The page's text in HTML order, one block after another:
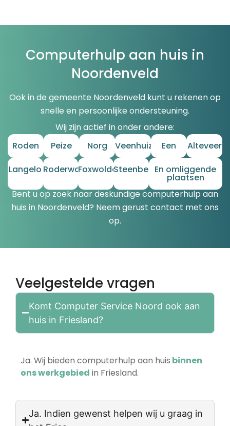
Computerhulp aan huis in
Noordenveld
Ook in de gemeente Noordenveld kunt u rekenen op
snelle en persoonlijke ondersteuning.
Wij zijn actief in onder andere:
Roden
Peize Norg VeenhuizenEen
Alteveer
Langelo RoderwoldeFoxwoldeSteenbergenEn omliggende
plaatsen
Bent u op zoek naar deskundige computerhulp aan
huis in Noordenveld? Neem gerust contact met ons
op.
Veelgestelde vragen
Komt Computer Service Noord ook aan
huis in Friesland?
Ja. Wij bieden computerhulp aan huis binnen
ons werkgebied in Friesland.
Ja. Indien gewenst helpen wij u graag in